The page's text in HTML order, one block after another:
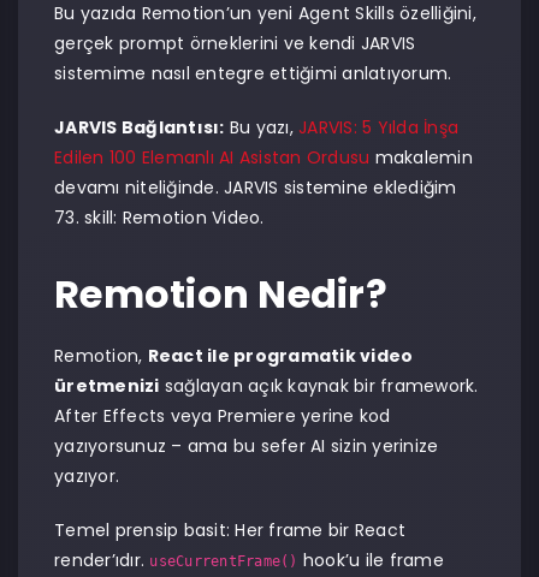
Bu yazıda Remotion’un yeni Agent Skills özelliğini,
gerçek prompt örneklerini ve kendi JARVIS
sistemime nasıl entegre ettiğimi anlatıyorum.
JARVIS Bağlantısı: Bu yazı, JARVIS: 5 Yılda İnşa
Edilen 100 Elemanlı AI Asistan Ordusu makalemin
devamı niteliğinde. JARVIS sistemine eklediğim
73. skill: Remotion Video.
Remotion Nedir?
Remotion, React ile programatik video
üretmenizi sağlayan açık kaynak bir framework.
After Effects veya Premiere yerine kod
yazıyorsunuz – ama bu sefer AI sizin yerinize
yazıyor.
Temel prensip basit: Her frame bir React
render’ıdır. useCurrentFrame() hook’u ile frame